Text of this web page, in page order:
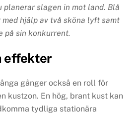
planerar slagen in mot land. Blå
hjälp av två sköna lyft samt
på sin konkurrent.
effekter
gånger också en roll för
kustzon. En hög, brant kust kan
tydliga stationära